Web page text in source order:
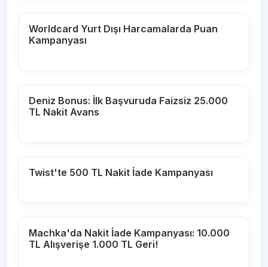
Worldcard Yurt Dışı Harcamalarda Puan
Kampanyası
Deniz Bonus: İlk Başvuruda Faizsiz 25.000
TL Nakit Avans
Twist'te 500 TL Nakit İade Kampanyası
Machka'da Nakit İade Kampanyası: 10.000
TL Alışverişe 1.000 TL Geri!